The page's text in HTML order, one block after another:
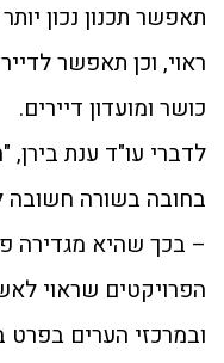
תאפשר תכנון נכון
ראוי, וכן תאפשר
כושר ומועדון דיירים.
לדברי עו"ד ענת
בחובה בשורה חשובה
– בכך שהיא מגדירה
הפרויקטים שראוי
ובמרכזי הערים בפרט